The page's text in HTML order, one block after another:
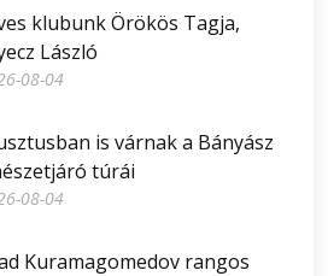
klubunk Örökös Tagja,
László
08-04
is várnak a Bányász
túrái
08-04
Kuramagomedov rangos